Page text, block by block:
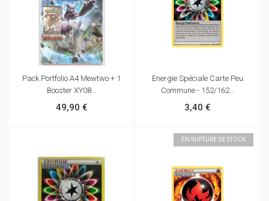
Pack Portfolio A4 Mewtwo + 1
Booster XY08...
49,90 €
Energie Spéciale Carte Peu
Commune - 152/162...
3,40 €
EN RUPTURE DE STOCK